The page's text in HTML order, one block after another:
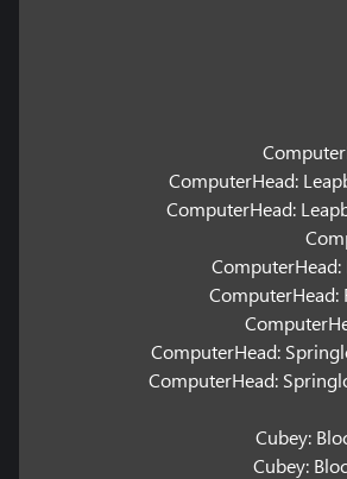
ComputerHead:
ComputerHead:
ComputerHead:
ComputerHead:
ComputerHead:
Cubey:
Cubey: